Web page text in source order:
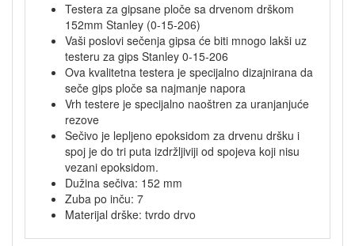
Testera za gipsane ploče sa drvenom drškom
152mm Stanley (0-15-206)
Vaši poslovi sečenja gipsa će biti mnogo lakši uz
testeru za gips Stanley 0-15-206
Ova kvalitetna testera je specijalno dizajnirana da
seče gips ploče sa najmanje napora
Vrh testere je specijalno naoštren za uranjanjuće
rezove
Sečivo je lepljeno epoksidom za drvenu dršku i
spoj je do tri puta izdržljiviji od spojeva koji nisu
vezani epoksidom.
Dužina sečiva: 152 mm
Zuba po inču: 7
Materijal drške: tvrdo drvo